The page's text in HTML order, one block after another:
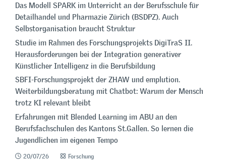
Das Modell SPARK im Unterricht an der Berufsschule für
Detailhandel und Pharmazie Zürich (BSDPZ). Auch
Selbstorganisation braucht Struktur
Studie im Rahmen des Forschungsprojekts DigiTraS II.
Herausforderungen bei der Integration generativer
Künstlicher Intelligenz in die Berufsbildung
SBFI-Forschungsprojekt der ZHAW und emplution.
Weiterbildungsberatung mit Chatbot: Warum der Mensch
trotz KI relevant bleibt
Erfahrungen mit Blended Learning im ABU an den
Berufsfachschulen des Kantons St.Gallen. So lernen die
Jugendlichen im eigenen Tempo
20/07/26 Forschung